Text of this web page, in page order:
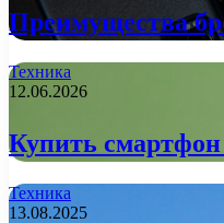
Преимущества
Техника
12.06.2026
Купить
Техника
13.08.2025